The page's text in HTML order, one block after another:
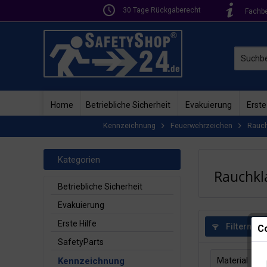
30 Tage Rückgaberecht
Home Betriebliche Sicherheit Evakuierung
Kennzeichnung Feuerwehrzeichen
Kategorien
Betriebliche Sicherheit
Evakuierung
Erste Hilfe
SafetyParts
Kennzeichnung
Filtern
Material